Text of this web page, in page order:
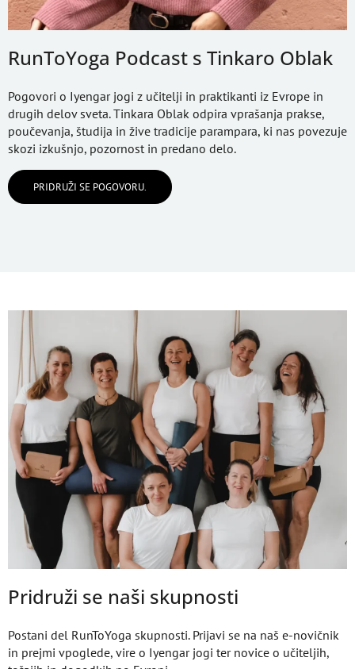
RunToYoga Podcast s Tinkaro Oblak
Pogovori o Iyengar jogi z učitelji in praktikanti iz Evrope in
drugih delov sveta. Tinkara Oblak odpira vprašanja prakse,
poučevanja, študija in žive tradicije parampara, ki nas povezuje
skozi izkušnjo, pozornost in predano delo.
PRIDRUŽI SE POGOVORU.
Pridruži se naši skupnosti
Postani del RunToYoga skupnosti. Prijavi se na naš e-novičnik
in prejmi vpoglede, vire o Iyengar jogi ter novice o učiteljih,